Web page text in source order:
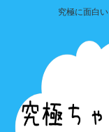
究極に面白